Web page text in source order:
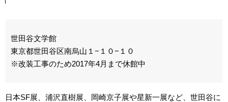
世田谷文学館
東京都世田谷区南烏山１−１０−１０
※改装工事のため2017年4月まで休館中
日本SF展、浦沢直樹展、岡崎京子展や星新一展など、世田谷に